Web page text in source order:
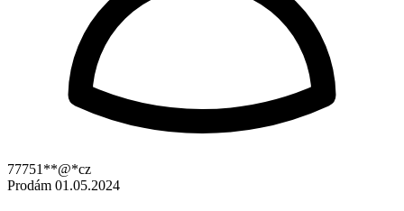
77751**@*cz
Prodám 01.05.2024